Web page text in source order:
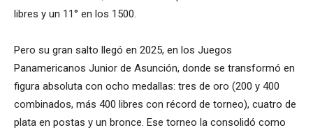
libres y un 11° en los 1500.
Pero su gran salto llegó en 2025, en los Juegos
Panamericanos Junior de Asunción, donde se transformó en
figura absoluta con ocho medallas: tres de oro (200 y 400
combinados, más 400 libres con récord de torneo), cuatro de
plata en postas y un bronce. Ese torneo la consolidó como